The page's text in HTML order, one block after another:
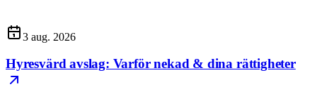
3 aug. 2026
Hyresvärd avslag: Varför nekad & dina rättigheter